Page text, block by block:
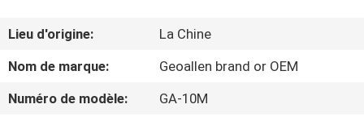
AU
SUJET
DE
Lieu d'origine:
La Chine
Nom de marque:
Geoallen brand or OEM
Numéro de modèle:
GA-10M